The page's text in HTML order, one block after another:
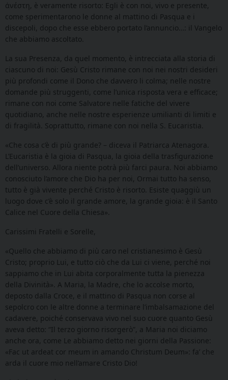
ἀνέστη, è veramente risorto: Egli è con noi, vivo e presente,
come sperimentarono le donne al mattino di Pasqua e i
discepoli, dopo che esse ebbero portato l’annuncio…: il Vangelo
che abbiamo ascoltato.
La sua Presenza, da quel momento, è intrecciata alla storia di
ciascuno di noi: Gesù Cristo rimane con noi nei nostri desideri
più profondi come il Dono che davvero li colma; nelle nostre
domande più struggenti, come l’unica risposta vera e efficace;
rimane con noi come Salvatore nelle fatiche del vivere
quotidiano, anche nelle nostre esperienze umilianti di limiti e
di fragilità. Soprattutto, rimane con noi nella S. Eucaristia.
«Che cosa c’è di più grande? – diceva il Patriarca Atenagora.
L’Eucaristia è la gioia di Pasqua, la gioia della trasfigurazione
dell’universo. Allora niente potrà più farci paura. Noi abbiamo
conosciuto l’amore che Dio ha per noi, Ormai tutto ha senso,
tutto è già vivente perché Cristo è risorto. Esiste quaggiù un
luogo dove c’è solo il grande amore, la grande gioia: è il Santo
Calice nel Cuore della Chiesa».
Carissimi Fratelli e Sorelle,
«Quello che abbiamo di più caro nel cristianesimo è Gesù
Cristo; proprio Lui, e tutto ciò che da Lui ci viene, perché noi
sappiamo che in Lui abita corporalmente tutta la pienezza
della Divinità». A Maria, la Madre, che lo accolse morto,
deposto dalla Croce, e il mattino di Pasqua non corse al
sepolcro con le altre donne a terminare l’imbalsamazione del
cadavere, poiché conservava vivo nel suo cuore quanto Gesù
aveva detto: “Il terzo giorno risorgerò”, a Maria noi diciamo
anche ora, come Le abbiamo detto nei giorni della Passione:
«Fac ut ardeat cor meum in amando Christum Deum»: fa’ che
arda il cuore mio nell’amare Cristo Dio!